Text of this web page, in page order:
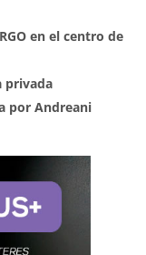
en el centro de
privada
por Andreani